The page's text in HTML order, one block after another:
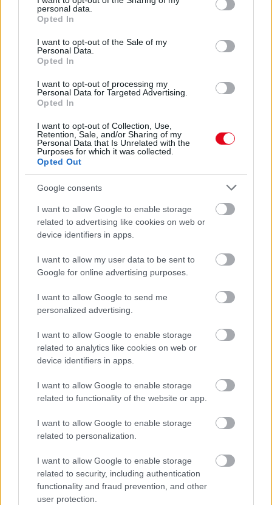
grant or deny consent to Google and its third-party tags to
use your data for below specified purposes in below Google
consent section.
personal data.
Opted In
I want to opt-out of the Sale of my
Personal Data.
Opted In
I want to opt-out of processing my
Personal Data for Targeted Advertising.
Opted In
I want to opt-out of Collection, Use,
Retention, Sale, and/or Sharing of my
Personal Data that Is Unrelated with the
Purposes for which it was collected.
Opted Out
Google consents
I want to allow Google to enable storage
related to advertising like cookies on web or
device identifiers in apps.
I want to allow my user data to be sent to
Google for online advertising purposes.
I want to allow Google to send me
personalized advertising.
I want to allow Google to enable storage
related to analytics like cookies on web or
device identifiers in apps.
I want to allow Google to enable storage
related to functionality of the website or app.
I want to allow Google to enable storage
related to personalization.
I want to allow Google to enable storage
related to security, including authentication
functionality and fraud prevention, and other
user protection.
24 óra
megoldás, mint gondolnád
Nem ecettel és nem szódabikarbónával: ezzel lesz
újra csillogó a vízköves csap